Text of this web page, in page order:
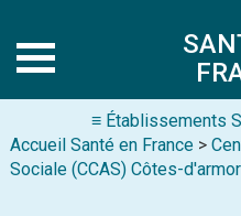
≡ Établissements
Accueil Santé en France >
Sociale (CCAS) Côtes-